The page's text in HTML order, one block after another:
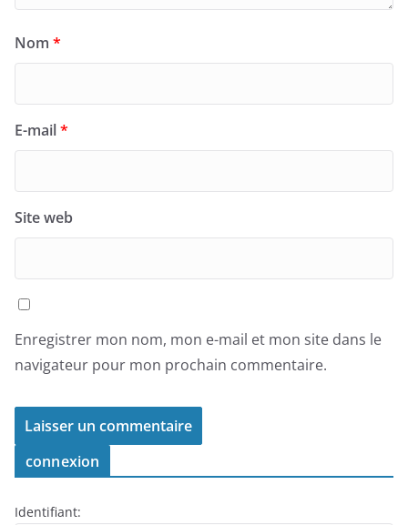
Nom *
E-mail*
Site web
Enregistrer mon nom, mon e-mail et mon site dans le
navigateur pour mon prochain commentaire.
connexion
Identifiant: